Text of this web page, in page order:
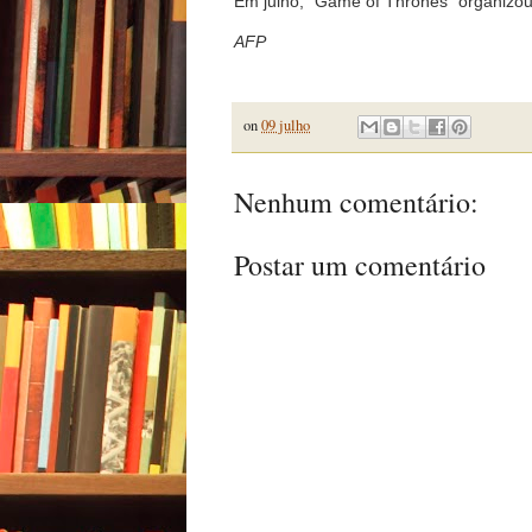
AFP
on09 julho
Nenhum comentário:
Postar um comentário